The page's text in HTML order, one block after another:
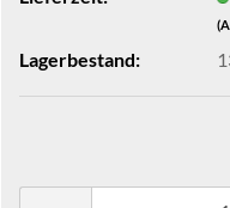
Lagerbestand: